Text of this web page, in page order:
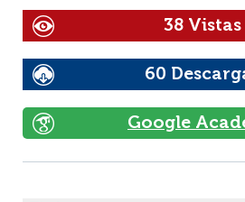
38 Vistas
60
Google